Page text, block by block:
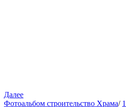
Далее
Фотоальбом строительство Храма/